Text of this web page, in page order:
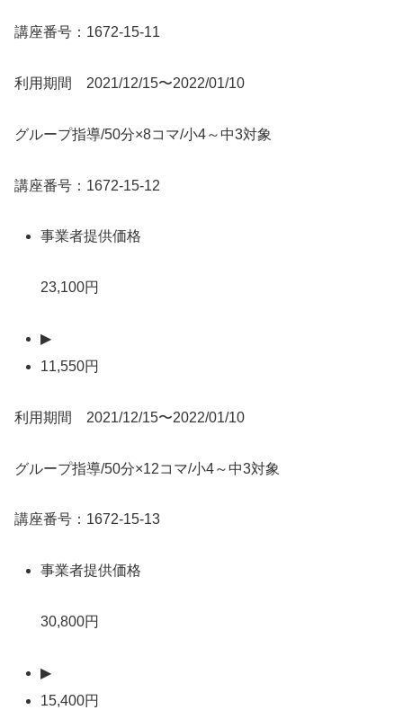
講座番号：1672-15-11
利用期間 2021/12/15〜2022/01/10
グループ指導/50分×8コマ/小4～中3対象
講座番号：1672-15-12
事業者提供価格
23,100円
▶
11,550円
利用期間 2021/12/15〜2022/01/10
グループ指導/50分×12コマ/小4～中3対象
講座番号：1672-15-13
事業者提供価格
30,800円
▶
15,400円